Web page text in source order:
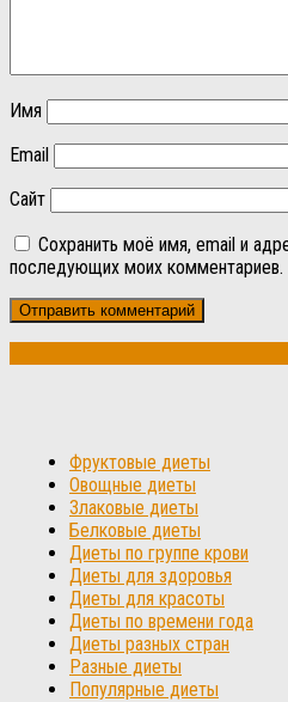
Имя
Email
Сайт
Сохранить моё имя, email и
последующих моих комментариев.
Фруктовые диеты
Овощные диеты
Злаковые диеты
Белковые диеты
Диеты по группе крови
Диеты для здоровья
Диеты для красоты
Диеты по времени года
Диеты разных стран
Разные диеты
Популярные диеты